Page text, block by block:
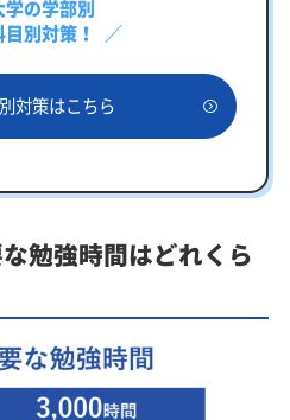
学の学部別
別対策！
対策はこちら
勉強時間はどれくら